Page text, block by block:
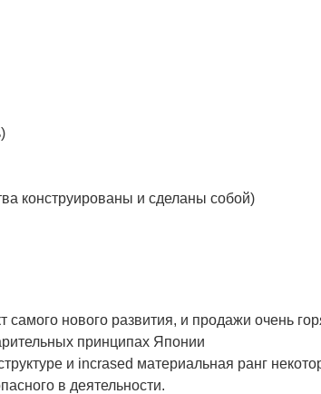
конструированы и сделаны собой)
нового развития, и продажи очень
принципах Японии
и incrased материальная ранг
в деятельности.